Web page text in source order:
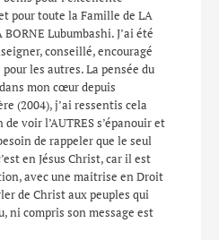
pour toute la Famille de LA
Lubumbashi. J’ai été
conseillé, encouragé
les autres. La pensée du
mon cœur depuis
(2004), j’ai ressentis cela
voir l’AUTRES s’épanouir et
de rappeler que le seul
en Jésus Christ, car il est
avec une maitrise en Droit
de Christ aux peuples qui
ni compris son message est